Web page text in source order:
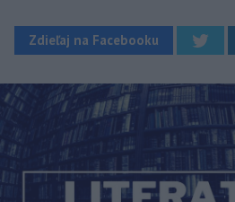
Zdieľaj na Facebooku